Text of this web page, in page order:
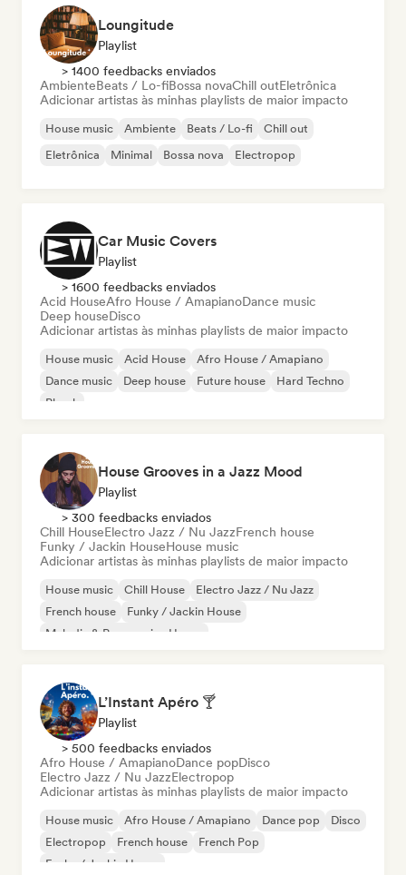
Loungitude
Playlist
> 1400 feedbacks enviados
AmbienteBeats / Lo-fiBossa novaChill outEletrônica
Adicionar artistas às minhas playlists de maior impacto
House music Ambiente Beats / Lo-fi
Chill out
Eletrônica
Minimal Bossa nova Electropop
Car Music Covers
Playlist
> 1600 feedbacks enviados
Acid HouseAfro House / AmapianoDance music
Deep houseDisco
Adicionar artistas às minhas playlists de maior impacto
House music Acid House
Afro House / Amapiano
Dance music
Deep house Future house
Hard Techno
Phonk
House Grooves in a Jazz Mood
Playlist
> 300 feedbacks enviados
Chill HouseElectro Jazz / Nu JazzFrench house
Funky / Jackin HouseHouse music
Adicionar artistas às minhas playlists de maior impacto
House music Chill House
Electro Jazz / Nu Jazz
French house
Funky / Jackin House
Melodic & Progressive House
L’Instant Apéro 🍸
Playlist
> 500 feedbacks enviados
Afro House / AmapianoDance popDisco
Electro Jazz / Nu JazzElectropop
Adicionar artistas às minhas playlists de maior impacto
House music Afro House / Amapiano Dance pop
Disco
Electropop
French house
French Pop
Funky / Jackin House